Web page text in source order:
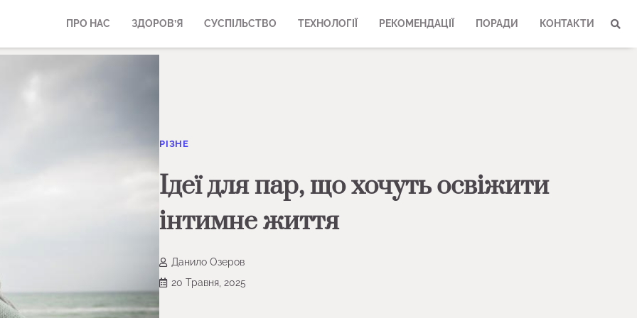
ПРО НАС ЗДОРОВ’Я СУСПІЛЬСТВО ТЕХНОЛОГІЇ РЕКОМЕНДАЦІЇ ПОРАДИ КОНТАКТИ
РІЗНЕ
Ідеї для пар, що хочуть освіжити
інтимне життя
Данило Озеров
20 Травня, 2025